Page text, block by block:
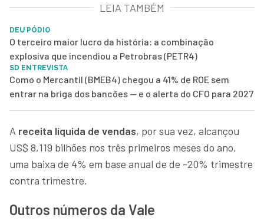
LEIA TAMBÉM
DEU PÓDIO
O terceiro maior lucro da história: a combinação
explosiva que incendiou a Petrobras (PETR4)
SD ENTREVISTA
Como o Mercantil (BMEB4) chegou a 41% de ROE sem
entrar na briga dos bancões — e o alerta do CFO para 2027
A receita líquida de vendas, por sua vez, alcançou
US$ 8,119 bilhões nos três primeiros meses do ano,
uma baixa de 4% em base anual de de -20% trimestre
contra trimestre.
Outros números da Vale